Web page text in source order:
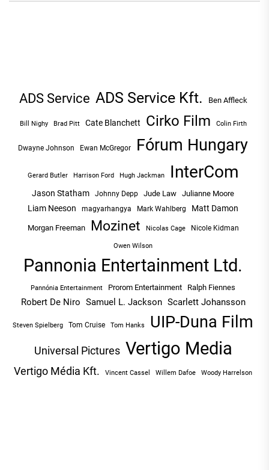
ADS Service ADS Service Kft. Ben Affleck
Bill Nighy Brad Pitt Cate Blanchett Cirko Film Colin Firth
Dwayne Johnson Ewan McGregor Fórum Hungary
Gerard Butler Harrison Ford Hugh Jackman InterCom
Jason Statham Johnny Depp Jude Law Julianne Moore
Liam Neeson magyarhangya Mark Wahlberg Matt Damon
Morgan Freeman Mozinet Nicolas Cage Nicole Kidman
Owen Wilson
Pannonia Entertainment Ltd.
Pannónia Entertainment Prorom Entertainment Ralph Fiennes
Robert De Niro Samuel L. Jackson Scarlett Johansson
Steven Spielberg Tom Cruise Tom Hanks UIP-Duna Film
Universal Pictures Vertigo Media
Vertigo Média Kft. Vincent Cassel Willem Dafoe Woody Harrelson